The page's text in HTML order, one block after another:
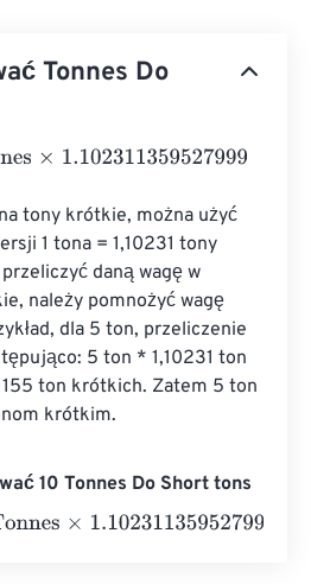
Tonnes Do
1.102311359527999
tony krótkie, można użyć
1 tona = 1,10231 tony
daną wagę w
należy pomnożyć wagę
dla 5 ton, przeliczenie
5 ton * 1,10231 ton
ton krótkich. Zatem 5 ton
krótkim.
10 Tonnes Do Short tons
×1.102311359527999=11.0231136